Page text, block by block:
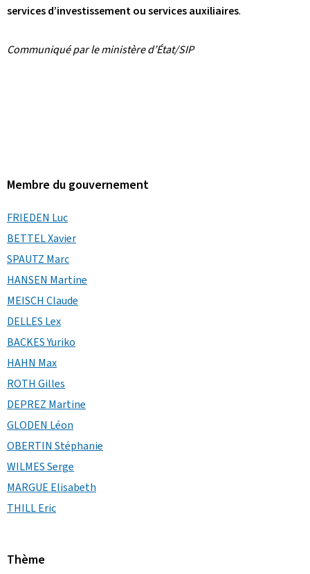
services d’investissement ou services auxiliaires.
Communiqué par le ministère d’État/SIP
Membre du gouvernement
FRIEDEN Luc
BETTEL Xavier
SPAUTZ Marc
HANSEN Martine
MEISCH Claude
DELLES Lex
BACKES Yuriko
HAHN Max
ROTH Gilles
DEPREZ Martine
GLODEN Léon
OBERTIN Stéphanie
WILMES Serge
MARGUE Elisabeth
THILL Eric
Thème